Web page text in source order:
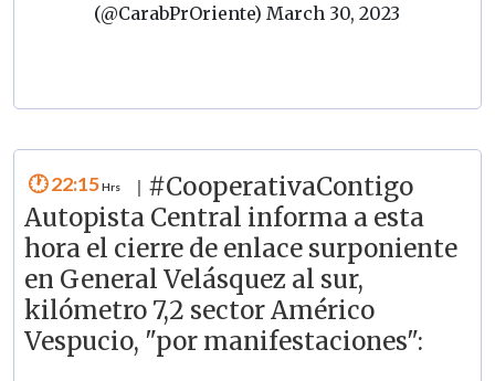
(@CarabPrOriente) March 30, 2023
22:15
#CooperativaContigo
Autopista Central informa a esta
hora el cierre de enlace surponiente
en General Velásquez al sur,
kilómetro 7,2 sector Américo
Vespucio, "por manifestaciones":